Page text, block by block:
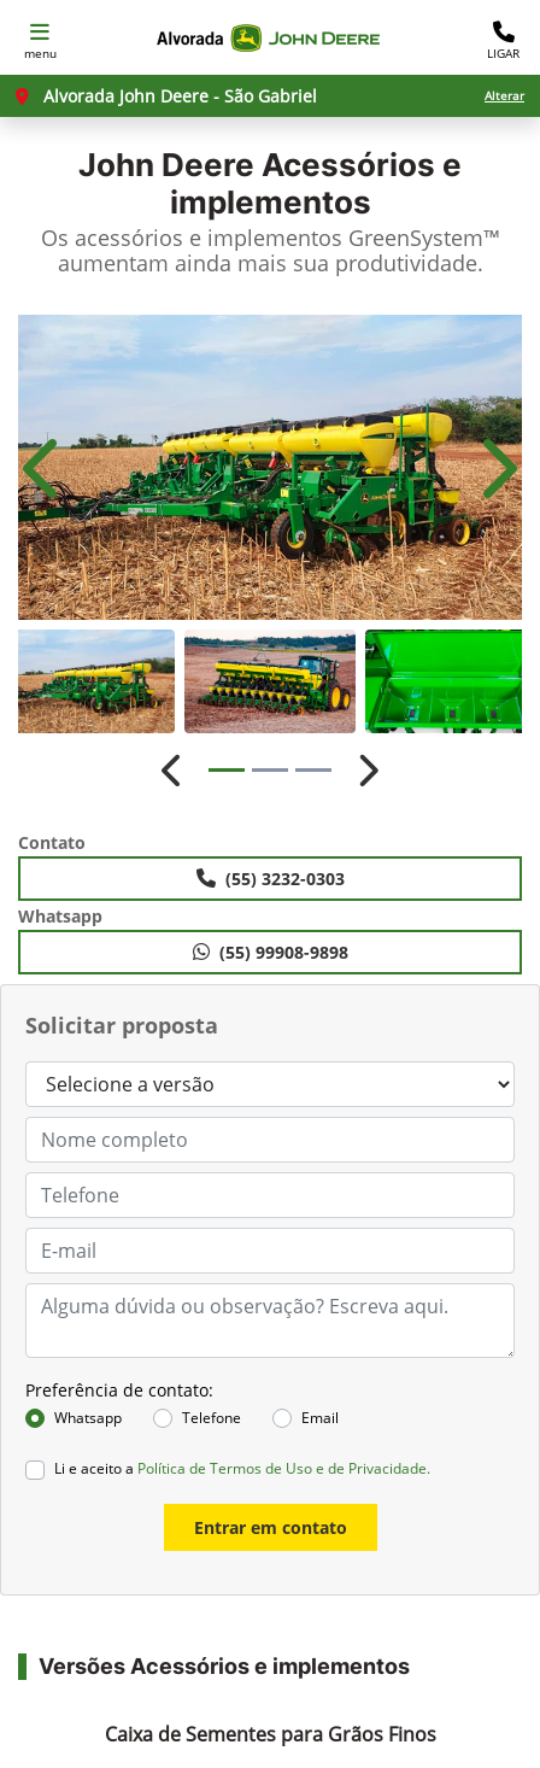
menu LIGAR
Alvorada John Deere - São Gabriel Alterar
John Deere Acessórios e
implementos
Os acessórios e implementos GreenSystem™
aumentam ainda mais sua produtividade.​
Solicitar proposta
Preferência de contato:
Whatsapp Telefone Email
Li e aceito a Política de Termos de Uso e de Privacidade.
Entrar em contato
Anterior
Anterior Próximo
Contato
(55) 3232-0303
Whatsapp
(55) 99908-9898
Versões Acessórios e implementos
Caixa de Sementes para Grãos Finos